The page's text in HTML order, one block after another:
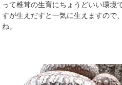
って椎茸の生育にちょうどいい環境
すが生えだすと一気に生えますので
ね。